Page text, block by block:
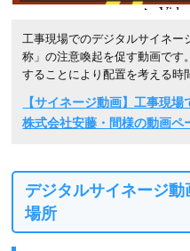
工事現場でのデジタルサイネ
称」の注意喚起を促す動画です
することにより配置を考える時
【サイネージ動画】工事現
株式会社安藤・間様の動画ペ
デジタルサイネージ
場所